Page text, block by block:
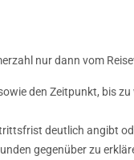
nur dann vom
den Zeitpunkt, bis
deutlich angibt
gegenüber zu